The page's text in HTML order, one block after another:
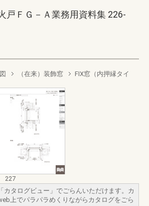
戸ＦＧ－Ａ業務用資料集 226-
（在来）装飾窓
FIX窓（内押縁タイ
227
カタログビュー」でごらんいただけます。カ
上でパラパラめくりながらカタログをごら